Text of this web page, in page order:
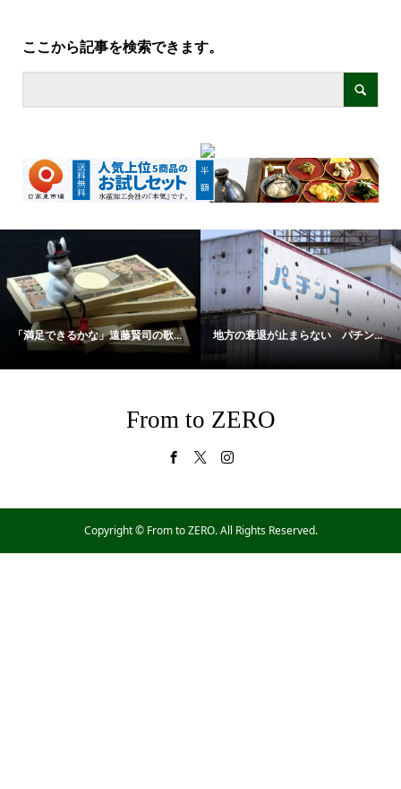
ここから記事を検索できます。
「満足できるかな」遠藤賢司の歌... 地方の衰退が止まらない パチン...
From to ZERO
Copyright ©From to ZERO. All Rights Reserved.